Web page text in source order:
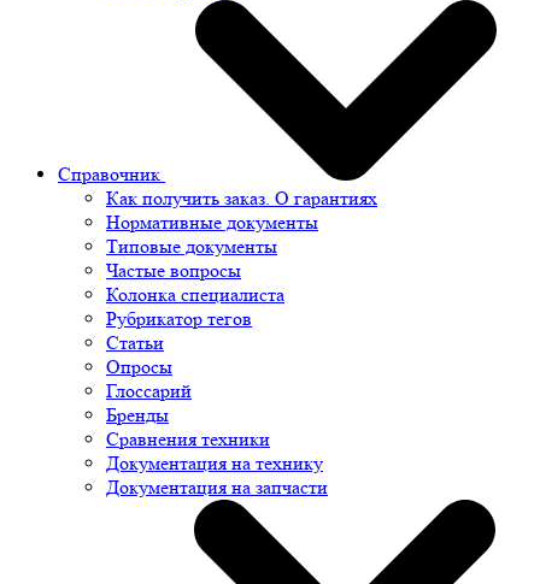
Справочник
Как получить заказ. О гарантиях
Нормативные документы
Типовые документы
Частые вопросы
Колонка специалиста
Рубрикатор тегов
Статьи
Опросы
Глоссарий
Бренды
Сравнения техники
Документация на технику
Документация на запчасти